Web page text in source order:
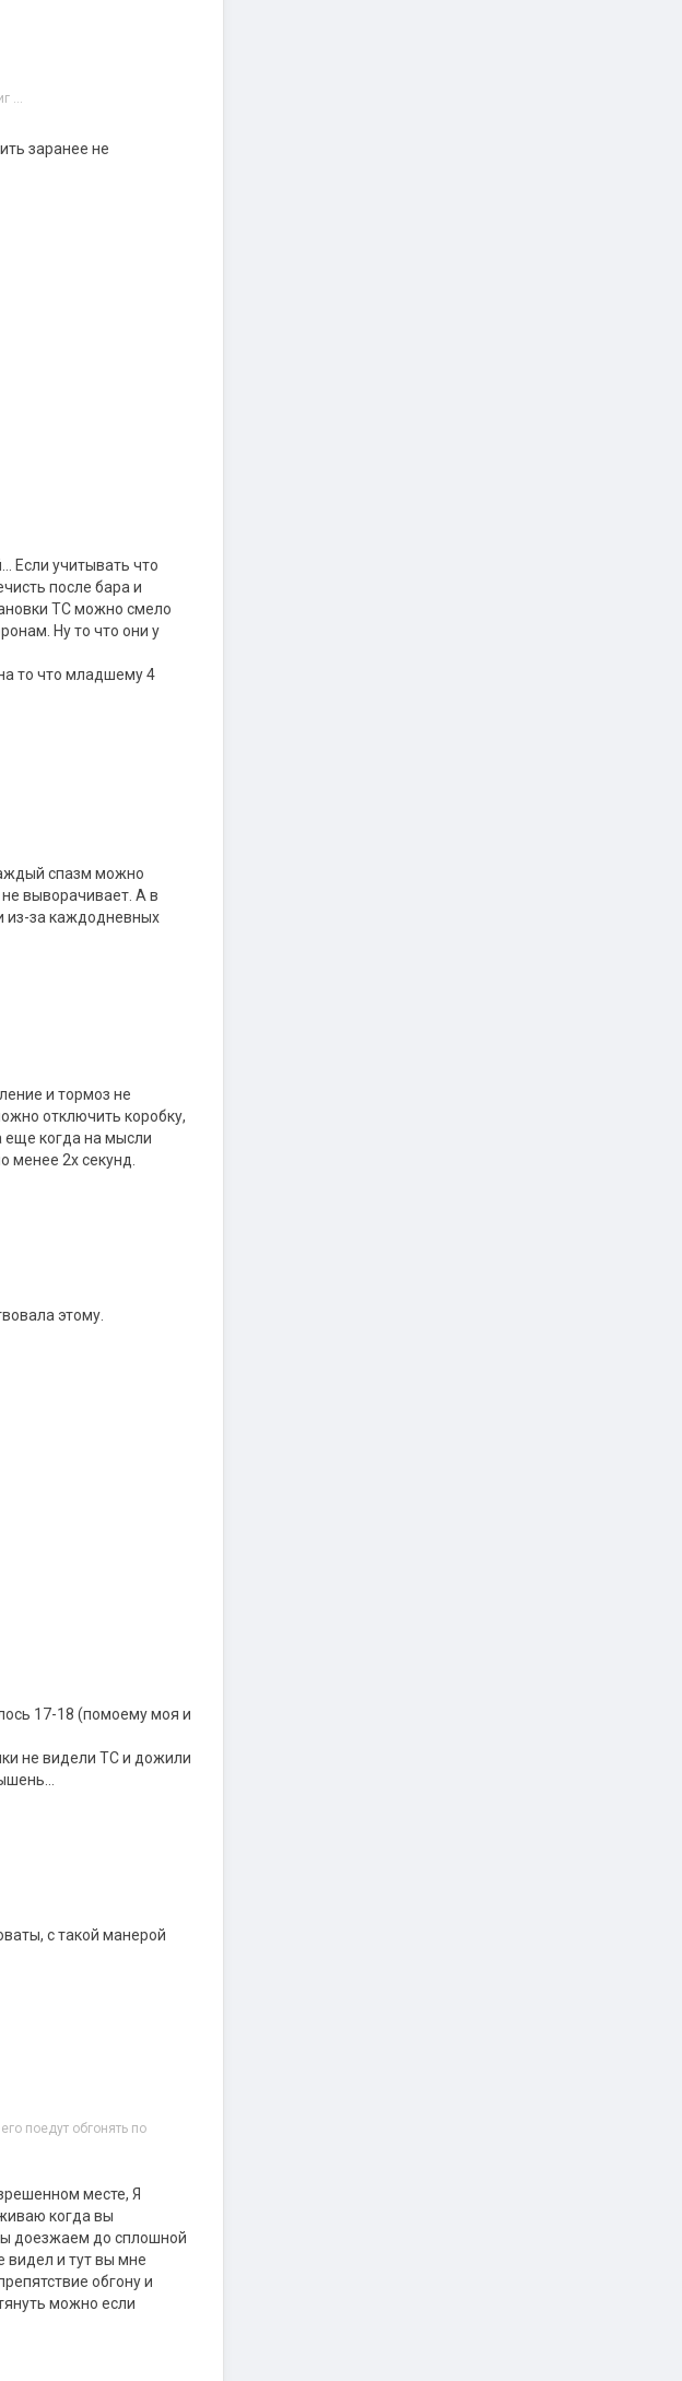
…
заранее не
Если учитывать что
после бара и
ТС можно смело
Ну то что они у
то что младшему 4
спазм можно
выворачивает. А в
из-за каждодневных
и тормоз не
отключить коробку,
еще когда на мысли
менее 2х секунд.
этому.
17-18 (помоему моя и
не видели ТС и дожили
с такой манерой
поедут обгонять по
месте, Я
когда вы
доезжаем до сплошной
видел и тут вы мне
обгону и
можно если